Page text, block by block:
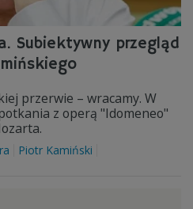
Subiektywny przegląd
przerwie – wracamy. W
z operą "Idomeneo"
Piotr Kamiński